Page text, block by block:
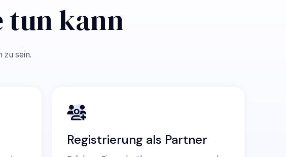
tun kann
zu sein.
Registrierung als Partner